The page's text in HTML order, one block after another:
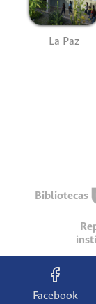
La Paz
Bibliotecas
Facebook